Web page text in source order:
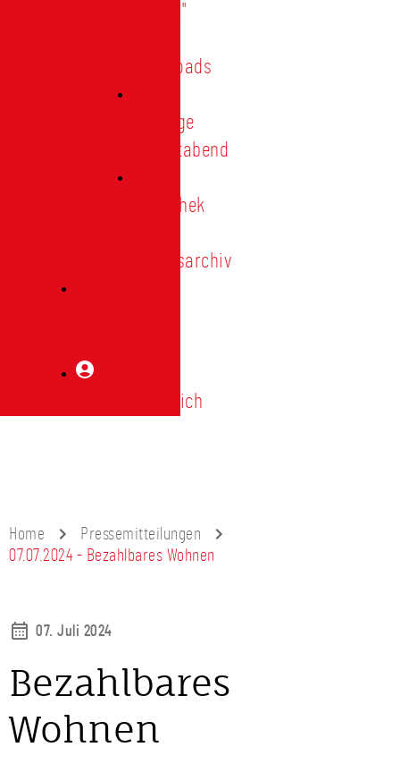
"digital"
Downloads
Vorträge
Heimatabend
Bibliothek
Vereinsarchiv
Mitgliederbereich
Home
Pressemitteilungen
07.07.2024 - Bezahlbares Wohnen
07. Juli 2024
Bezahlbares
Wohnen